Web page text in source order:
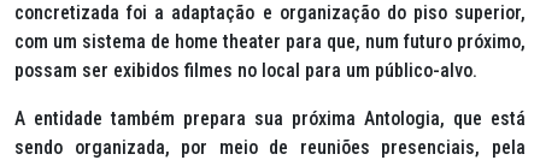
concretizada foi a adaptação e organização do piso superior,
com um sistema de home theater para que, num futuro próximo,
possam ser exibidos filmes no local para um público-alvo.
A entidade também prepara sua próxima Antologia, que está
sendo organizada, por meio de reuniões presenciais, pela